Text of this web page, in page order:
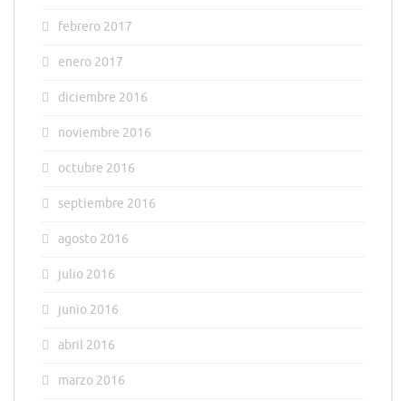
febrero 2017
enero 2017
diciembre 2016
noviembre 2016
octubre 2016
septiembre 2016
agosto 2016
julio 2016
junio 2016
abril 2016
marzo 2016